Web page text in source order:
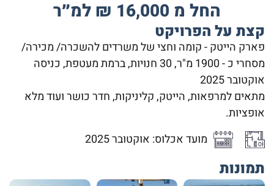
החל מ 16,000 ₪ למ״ר
קצת על הפרויקט
פארק הייטק - קומה וחצי של משרדים להשכרה/ מכירה/
מסחרי כ - 1900 מ"ר, 30 חנויות, ברמת מעטפת, כניסה
אוקטובר 2025
מתאים למרפאות, הייטק, קליניקות, חדר כושר ועוד מלא
אופציות.
מועד אכלוס: אוקטובר 2025
תמונות